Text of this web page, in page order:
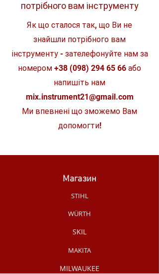
потрібного вам інструменту
Як що сталося так, що Ви не
знайшли потрібного вам
інструменту - зателефонуйте нам за
номером +38 (098) 294 65 66 або
напишіть нам
mix.instrument21@gmail.com
Ми впевнені що зможемо Вам
допомогти!
Магазин
STIHL
WÜRTH
SKIL
MAKITA
MILWAUKEE